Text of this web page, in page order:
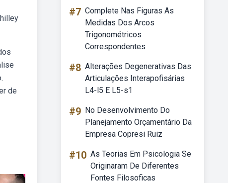
de
#7 Complete Nas Figuras As
Medidas Dos Arcos
Trigonométricos
Correspondentes
#8 Alterações Degenerativas Das
Articulações Interapofisárias
L4-l5 E L5-s1
#9 No Desenvolvimento Do
Planejamento Orçamentário Da
Empresa Copresi Ruiz
#10 As Teorias Em Psicologia Se
Originaram De Diferentes
Fontes Filosoficas